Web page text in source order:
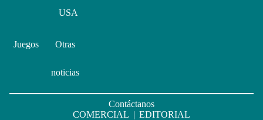
USA
Juegos Otras
noticias
Contáctanos
COMERCIAL | EDITORIAL